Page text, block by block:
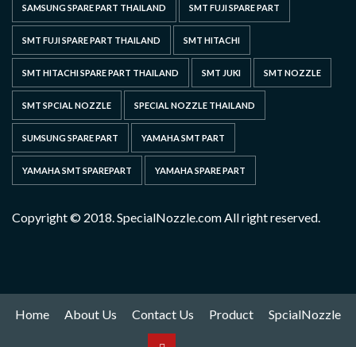
SAMSUNG SPARE PART THAILAND SMT FUJI SPARE PART
SMT FUJI SPARE PART THAILAND SMT HITACHI
SMT HITACHI SPARE PART THAILAND SMT JUKI SMT NOZZLE
SMT SPCIAL NOZZLE SPECIAL NOZZLE THAILAND
SUMSUNG SPARE PART YAMAHA SMT PART
YAMAHA SMT SPAREPART YAMAHA SPARE PART
Copyright © 2018. SpecialNozzle.com All right reserved.
Home About Us Contact Us Product SpcialNozzle